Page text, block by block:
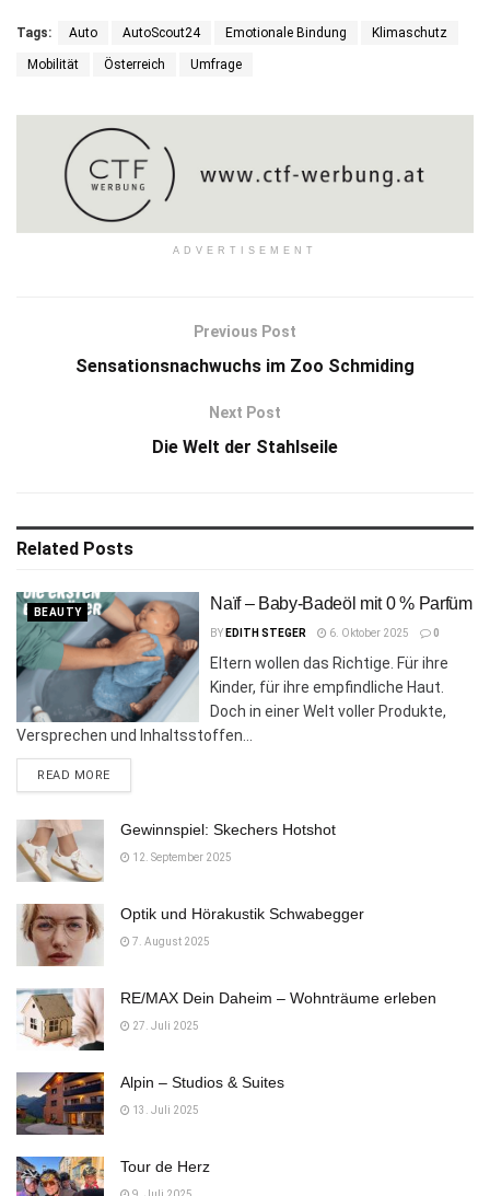
Tags: Auto AutoScout24 Emotionale Bindung Klimaschutz
Mobilität Österreich Umfrage
ADVERTISEMENT
Previous Post
Sensationsnachwuchs im Zoo Schmiding
Next Post
Die Welt der Stahlseile
Related Posts
BEAUTY Naïf – Baby-Badeöl mit 0 % Parfüm
BY EDITH STEGER 6. Oktober 2025 0
Eltern wollen das Richtige. Für ihre
Kinder, für ihre empfindliche Haut.
Doch in einer Welt voller Produkte,
Versprechen und Inhaltsstoffen...
READ MOREDETAILS
Gewinnspiel: Skechers Hotshot
12. September 2025
Optik und Hörakustik Schwabegger
7. August 2025
RE/MAX Dein Daheim – Wohnträume erleben
27. Juli 2025
Alpin – Studios & Suites
13. Juli 2025
Tour de Herz